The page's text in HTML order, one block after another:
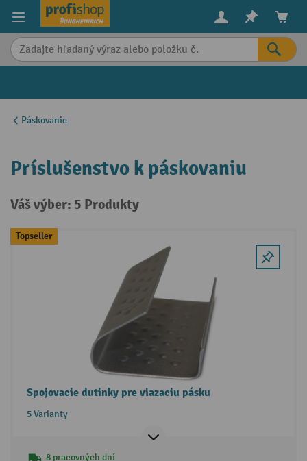
content
Páskovanie
Príslušenstvo k páskovaniu
Váš výber: 5 Produkty
Topseller
Spojovacie dutinky pre viazaciu pásku
5 Varianty
8 pracovných dní